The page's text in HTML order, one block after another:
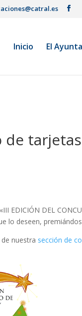
Inicio El
de
DEL
lo deseen,
nuestra sección de